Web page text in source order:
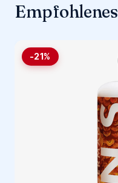
Empfohlenes
-21%